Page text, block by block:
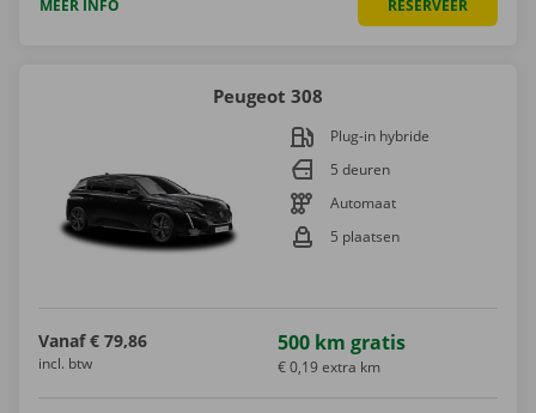
MEER INFO RESERVEER
Peugeot 308
Plug-in hybride
5 deuren
Automaat
5 plaatsen
Vanaf € 79,86
incl. btw
500 km gratis
€ 0,19 extra km